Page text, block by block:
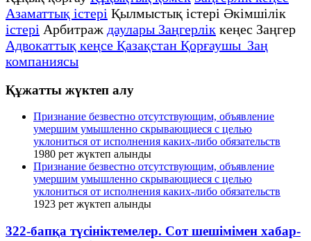
Азаматтық істері Қылмыстық істері Әкімшілік
істері Арбитраж даулары Заңгерлік кеңес Заңгер
Адвокаттық кеңсе Қазақстан Қорғаушы Заң
компаниясы
Құжатты жүктеп алу
Признание безвестно отсутствующим, объявление
умершим умышленно скрывающиеся с целью
уклониться от исполнения каких-либо обязательств
1980 рет жүктеп алынды
Признание безвестно отсутствующим, объявление
умершим умышленно скрывающиеся с целью
уклониться от исполнения каких-либо обязательств
1923 рет жүктеп алынды
322-бапқа түсініктемелер. Сот шешімімен хабар-